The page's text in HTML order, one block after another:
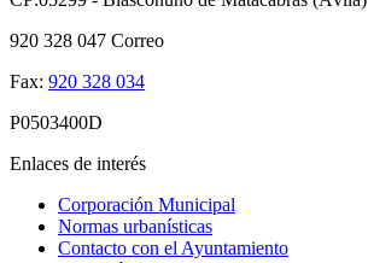
920 328 047 Correo
Fax: 920 328 034
P0503400D
Enlaces de interés
Corporación Municipal
Normas urbanísticas
Contacto con el Ayuntamiento